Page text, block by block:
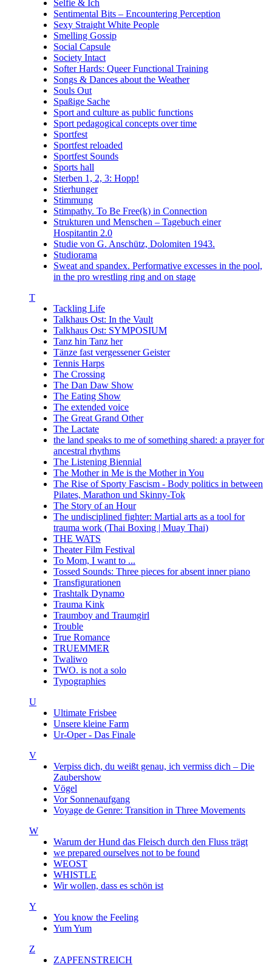
Selfie & Ich
Sentimental Bits – Encountering Perception
Sexy Straight White People
Smelling Gossip
Social Capsule
Society Intact
Softer Hards: Queer Functional Training
Songs & Dances about the Weather
Souls Out
Spaßige Sache
Sport and culture as public functions
Sport pedagogical concepts over time
Sportfest
Sportfest reloaded
Sportfest Sounds
Sports hall
Sterben 1, 2, 3: Hopp!
Stierhunger
Stimmung
Stimpathy. To Be Free(k) in Connection
Strukturen und Menschen – Tagebuch einer
Hospitantin 2.0
Studie von G. Anschütz, Dolomiten 1943.
Studiorama
Sweat and spandex. Performative excesses in the pool,
in the pro wrestling ring and on stage
T
Tackling Life
Talkhaus Ost: In the Vault
Talkhaus Ost: SYMPOSIUM
Tanz hin Tanz her
Tänze fast vergessener Geister
Tennis Harps
The Crossing
The Dan Daw Show
The Eating Show
The extended voice
The Great Grand Other
The Lactate
the land speaks to me of something shared: a prayer for
ancestral rhythms
The Listening Biennial
The Mother in Me is the Mother in You
The Rise of Sporty Fascism - Body politics in between
Pilates, Marathon und Skinny-Tok
The Story of an Hour
The undisciplined fighter: Martial arts as a tool for
trauma work (Thai Boxing | Muay Thai)
THE WATS
Theater Film Festival
To Mom, I want to ...
Tossed Sounds: Three pieces for absent inner piano
Transfigurationen
Trashtalk Dynamo
Trauma Kink
Traumboy and Traumgirl
Trouble
True Romance
TRUEMMER
Twaliwo
TWO. is not a solo
Typographies
U
Ultimate Frisbee
Unsere kleine Farm
Ur-Oper - Das Finale
V
Verpiss dich, du weißt genau, ich vermiss dich – Die
Zaubershow
Vögel
Vor Sonnenaufgang
Voyage de Genre: Transition in Three Movements
W
Warum der Hund das Fleisch durch den Fluss trägt
we prepared ourselves not to be found
WEOST
WHISTLE
Wir wollen, dass es schön ist
Y
You know the Feeling
Yum Yum
Z
ZAPFENSTREICH